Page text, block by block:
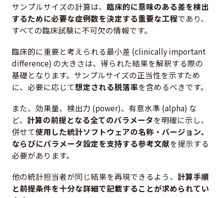
サンプルサイズの計算は、 臨床的に意味のある差を検出
するために必要な症例数を決定する重要な工程であり、
すべての臨床試験に不可欠の情報です。
臨床的に重要と考えられる最小差 (clinically important
difference) の大きさは、得られた結果を解釈する際の
基礎となります。サンプルサイズの正当性を示すため
に、必要に応じて想定される脱落率を含めるべきです。
また、効果量、検出力 (power)、有意水準 (alpha) な
ど、 計算の前提となる全てのパラメータを明確に示し、
併せて使用した統計ソフトウェアの名称・バージョン、
ならびにパラメータ設定を支持する参考文献を提示する
必要があります。
他の統計担当者が同じ結果を再現できるよう、 計算手順
と前提条件を十分な詳細で記載することが求められてい